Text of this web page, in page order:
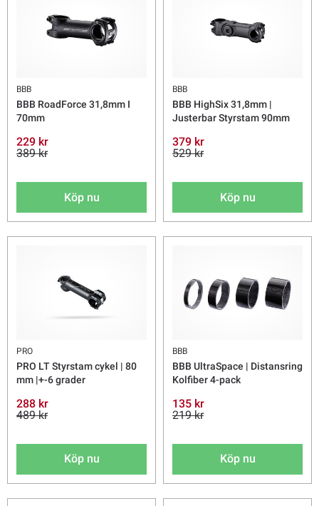
BBB
BBB RoadForce 31,8mm I
70mm
229 kr
389 kr
Köp nu
BBB
BBB HighSix 31,8mm |
Justerbar Styrstam 90mm
379 kr
529 kr
Köp nu
PRO
PRO LT Styrstam cykel | 80
mm |+-6 grader
288 kr
489 kr
Köp nu
BBB
BBB UltraSpace | Distansring
Kolfiber 4-pack
135 kr
219 kr
Köp nu